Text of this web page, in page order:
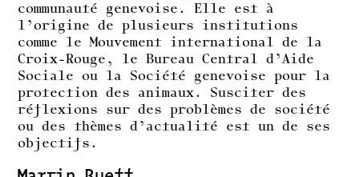
communauté genevoise. Elle est à
l’origine de plusieurs institutions
comme le Mouvement international de la
Croix-Rouge, le Bureau Central d’Aide
Sociale ou la Société genevoise pour la
protection des animaux. Susciter des
réflexions sur des problèmes de société
ou des thèmes d’actualité est un de ses
objectifs.